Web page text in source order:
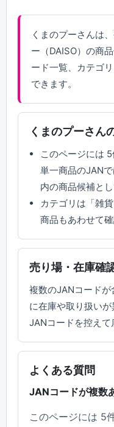
くまのプーさんは
ー（DAISO）の商
ード一覧、カテゴ
できます。
くまのプーさん
このページには
単一商品のJAN
内の商品候補と
カテゴリは「雑
商品もあわせて確
売り場・在庫確
複数のJANコードが
に在庫や取り扱い
JANコードを控えて
よくある質問
JANコードが複数
このページには 5